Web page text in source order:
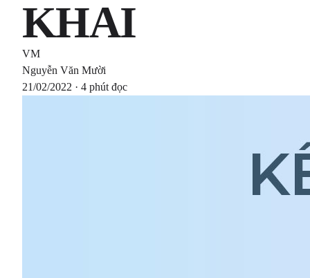
KHAI
VM
Nguyễn Văn Mười
21/02/2022 · 4 phút đọc